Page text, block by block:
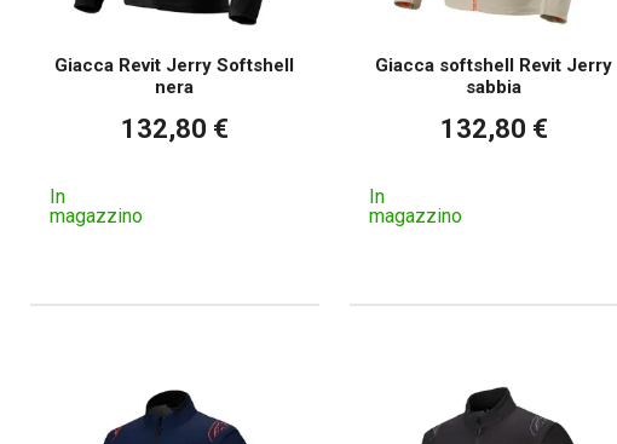
Giacca Revit Jerry Softshell
nera
132,80 €
In
magazzino
Giacca softshell Revit Jerry
sabbia
132,80 €
In
magazzino